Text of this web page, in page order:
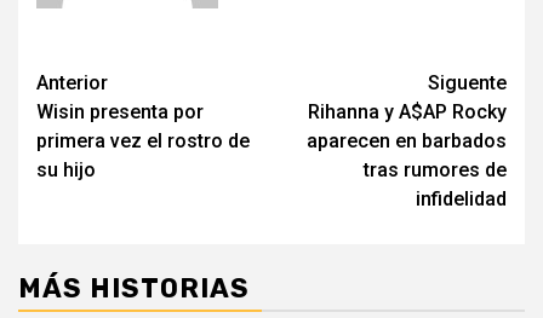
Post
navigation
Anterior
Wisin presenta por
primera vez el rostro de
su hijo
Siguente
Rihanna y A$AP Rocky
aparecen en barbados
tras rumores de
infidelidad
MÁS HISTORIAS